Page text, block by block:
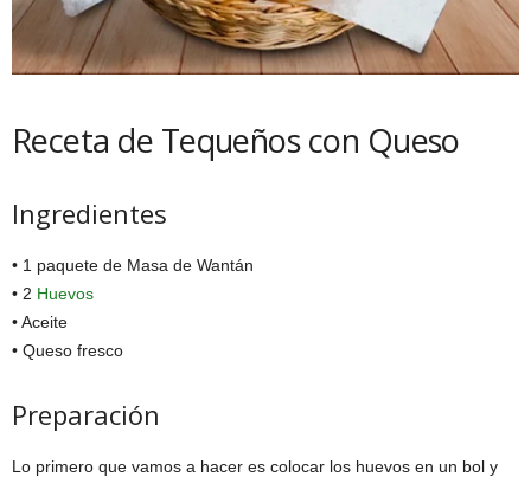
Receta de Tequeños con Queso
Ingredientes
• 1 paquete de Masa de Wantán
• 2 Huevos
• Aceite
• Queso fresco
Preparación
Lo primero que vamos a hacer es colocar los huevos en un bol y